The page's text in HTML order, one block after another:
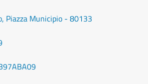
Piazza Municipio - 80133